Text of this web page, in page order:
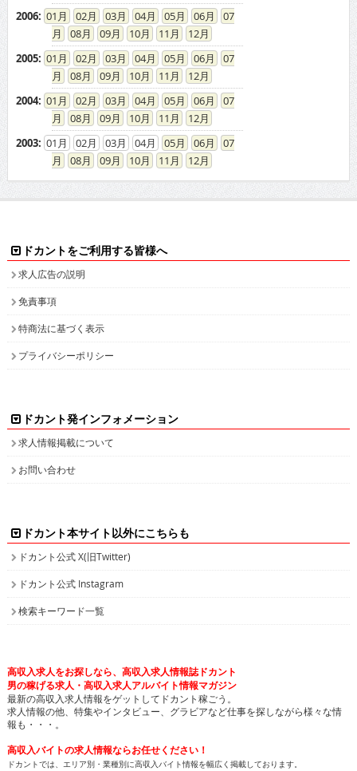
2006: 01 02 03 04 05 06
07
08
09 10 11
12
2005: 01 02 03 04 05 06
07
08
09 10 11
12
2004: 01 02 03 04 05 06
07
08
09 10 11
12
2003: 01 02 03 04 05 06
07
08
09 10 11 12
ドカントをご利用する皆様へ
求人広告の説明
免責事項
特商法に基づく表示
プライバシーポリシー
ドカント発インフォメーション
求人情報掲載について
お問い合わせ
ドカント本サイト以外にこちらも
ドカント公式 X(旧Twitter)
ドカント公式 Instagram
検索キーワード一覧
高収入求人をお探しなら、高収入求人情報誌ドカント
男の稼げる求人・高収入求人アルバイト情報マガジン
最新の高収入求人情報をゲットしてドカント稼ごう。
求人情報の他、特集やインタビュー、グラビアなど仕事を探しながら様々な情
報も・・・。
高収入バイトの求人情報ならお任せください！
ドカントでは、エリア別・業種別に高収入バイト情報を幅広く掲載しております。